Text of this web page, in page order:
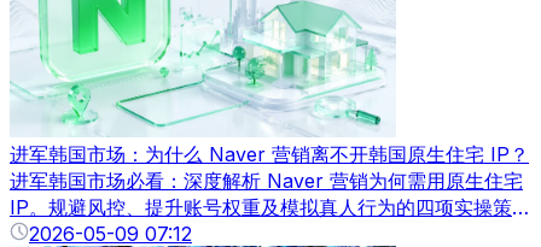
进军韩国市场：为什么 Naver 营销离不开韩国原生住宅 IP？
进军韩国市场必看：深度解析 Naver 营销为何需用原生住宅
IP。规避风控、提升账号权重及模拟真人行为的四项实操策略
全公开。
2026-05-09 07:12